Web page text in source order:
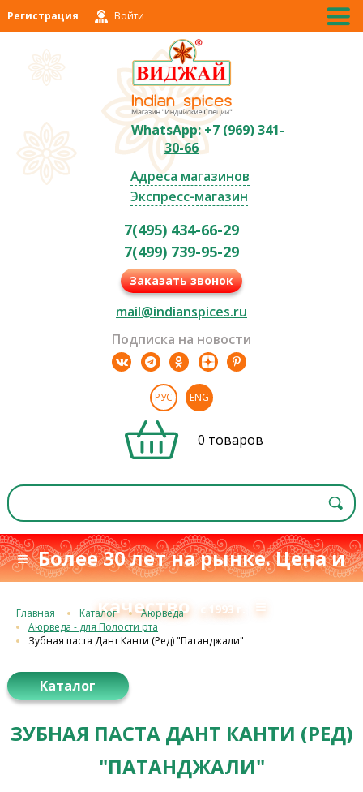
Регистрация Войти
WhatsApp: +7 (969) 341-
30-66
Адреса магазинов
Экспресс-магазин
7(495) 434-66-29
7(499) 739-95-29
Заказать звонок
mail@indianspices.ru
Подписка на новости
РУС ENG
0 товаров
≡ Более 30 лет на рынке. Цена и
качество
с 1993 г. ≡
Главная Каталог
Аюрведа
Аюрведа - для Полости рта
Зубная паста Дант Канти (Ред) "Патанджали"
Каталог
ЗУБНАЯ ПАСТА ДАНТ КАНТИ (РЕД)
"ПАТАНДЖАЛИ"